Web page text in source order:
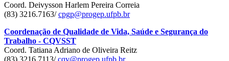
Coord. Deivysson Harlem Pereira Correia
(83) 3216.7163/cpgp@progep.ufpb.br
Coordenação de Qualidade de Vida, Saúde e Segurança do
Trabalho - CQVSST
Coord. Tatiana Adriano de Oliveira Reitz
(83) 3216.7113/cqv@progep.ufpb.br